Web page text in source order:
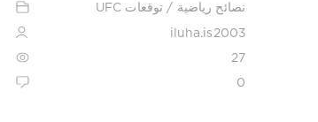
نصائح رياضية / توقعات UFC
iluha.is2003
27
0